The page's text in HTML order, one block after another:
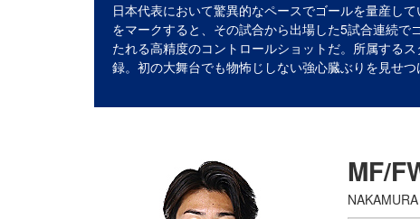
日本代表において驚異的なペースでゴールを量産し
をマークすると、その試合から出場した5試合連続
たれる高精度のコントロールショットだ。所属する
録。初の大舞台でも物怖じしない強心臓ぶりを見せ
MF/